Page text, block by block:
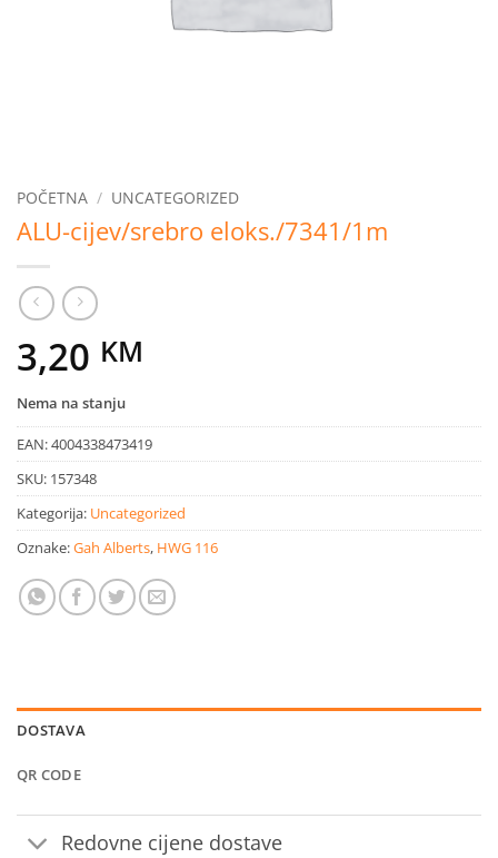
POČETNA / UNCATEGORIZED
ALU-cijev/srebro eloks./7341/1m
3,20 KM
Nema na stanju
EAN:4004338473419
SKU: 157348
Kategorija: Uncategorized
Oznake:Gah Alberts, HWG 116
DOSTAVA
QR CODE
Redovne cijene dostave